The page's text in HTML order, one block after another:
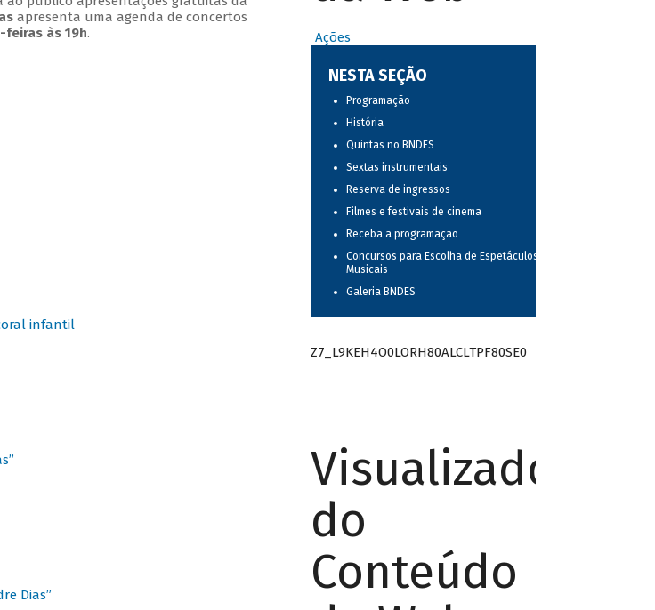
apresenta uma agenda de concertos
às 19h.
infantil
Dias”
Ações
NESTA SEÇÃO
Programação
História
Quintas no BNDES
Sextas instrumentais
Reserva de ingressos
Filmes e festivais de cinema
Receba a programação
Concursos para Escolha de Espetáculos
Musicais
Galeria BNDES
Z7_L9KEH4O0LORH80ALCLTPF80SE0
Visualizador
do
Conteúdo